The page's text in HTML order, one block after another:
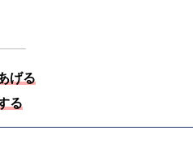
げる
る